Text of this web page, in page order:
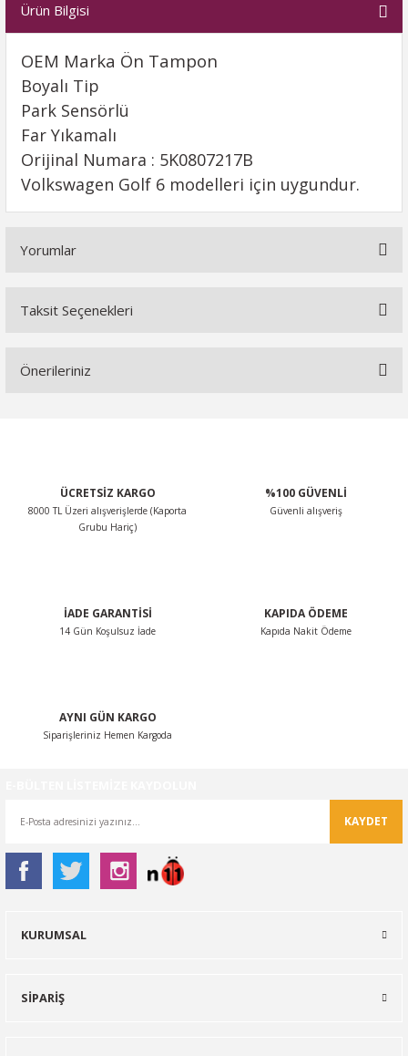
Ürün Bilgisi
OEM Marka Ön Tampon
Boyalı Tip
Park Sensörlü
Far Yıkamalı
Orijinal Numara : 5K0807217B
Volkswagen Golf 6 modelleri için uygundur.
Yorumlar
Taksit Seçenekleri
Önerileriniz
Ürün resmi kalitesiz, bozuk veya görüntülenemiyor.
Bu ürüne benzer farklı alternatifler olmalı.
ÜCRETSİZ KARGO
8000 TL Üzeri alışverişlerde (Kaporta
Grubu Hariç)
%100 GÜVENLİ
Güvenli alışveriş
İADE GARANTİSİ
14 Gün Koşulsuz İade
KAPIDA ÖDEME
Kapıda Nakit Ödeme
AYNI GÜN KARGO
Siparişleriniz Hemen Kargoda
KAYDET
KURUMSAL
SİPARİŞ